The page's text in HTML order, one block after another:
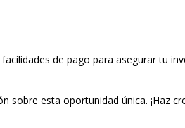
de pago para asegurar tu
sobre esta oportunidad única. ¡Haz